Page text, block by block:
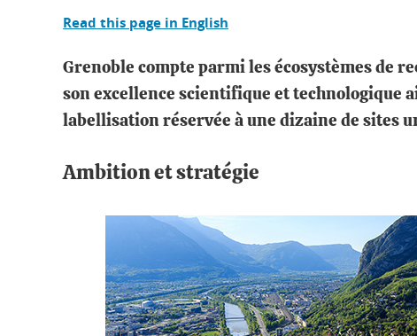
Read this page in English
Grenoble compte parmi les écosystèmes de
son excellence scientifique et technologique
labellisation réservée à une dizaine de sites
Ambition et stratégie